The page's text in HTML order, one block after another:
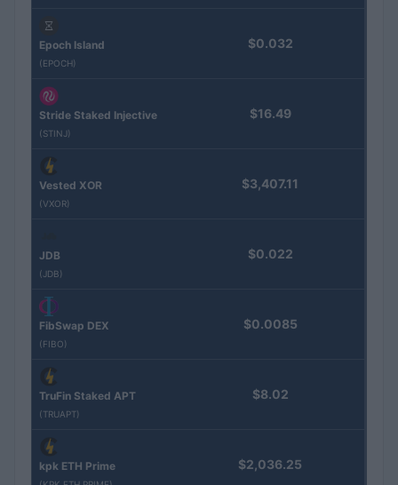
Epoch Island
(EPOCH)
$0.032
Stride Staked Injective
(STINJ)
$16.49
Vested XOR
(VXOR)
$3,407.11
JDB
(JDB)
$0.022
FibSwap DEX
(FIBO)
$0.0085
TruFin Staked APT
(TRUAPT)
$8.02
kpk ETH Prime $2,036.25